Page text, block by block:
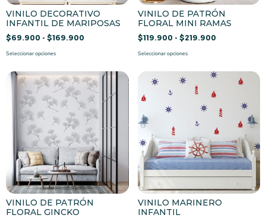
VINILO DECORATIVO
INFANTIL DE MARIPOSAS
$69.900 - $169.900
Seleccionar opciones
VINILO DE PATRÓN
FLORAL MINI RAMAS
$119.900 - $219.900
Seleccionar opciones
VINILO DE PATRÓN
FLORAL GINCKO
VINILO MARINERO
INFANTIL